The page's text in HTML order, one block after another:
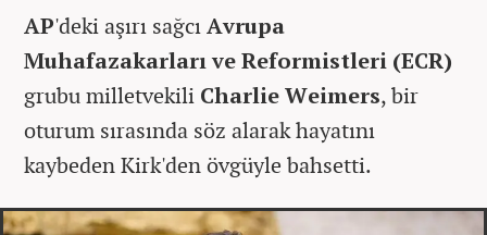
AP'deki aşırı sağcıAvrupa
Muhafazakarlarıve Reformistleri (ECR)
grubu milletvekili Charlie Weimers, bir
oturum sırasında söz alarak hayatını
kaybeden Kirk'den övgüyle bahsetti.